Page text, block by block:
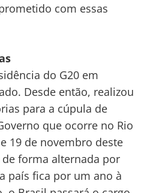
com essas
do G20 em
Desde então, realizou
para a cúpula de
que ocorre no Rio
19 de novembro deste
forma alternada por
país fica por um ano à